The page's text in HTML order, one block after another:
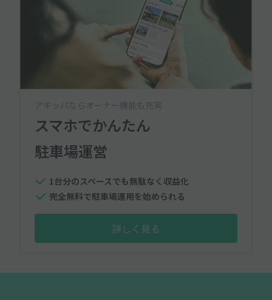
アキッパならオーナー機能も充実
スマホでかんたん
駐車場運営
1台分のスペースでも無駄なく収益化
完全無料で駐車場運用を始められる
詳しく見る